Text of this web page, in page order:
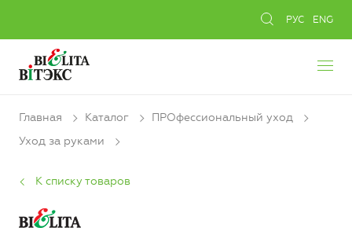
РУС ENG
Главная Каталог
ПРОфессиональный уход
Уход за руками
К списку товаров